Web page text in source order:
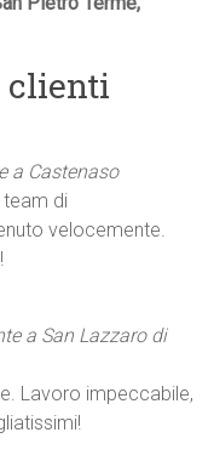
clienti
a Castenaso
team di
velocemente.
a San Lazzaro di
Lavoro impeccabile,